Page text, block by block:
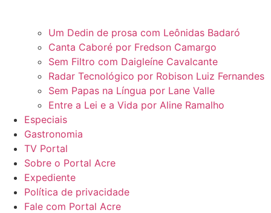
Um Dedin de prosa com Leônidas Badaró
Canta Caboré por Fredson Camargo
Sem Filtro com Daigleíne Cavalcante
Radar Tecnológico por Robison Luiz Fernandes
Sem Papas na Língua por Lane Valle
Entre a Lei e a Vida por Aline Ramalho
Especiais
Gastronomia
TV Portal
Sobre o Portal Acre
Expediente
Política de privacidade
Fale com Portal Acre